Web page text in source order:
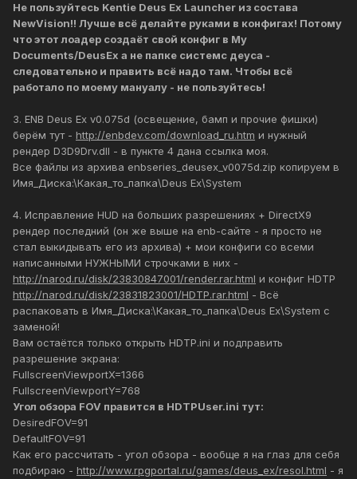
Не пользуйтесь Kentie Deus Ex Launcher из состава
NewVision!! Лучше всё делайте руками в конфигах! Потому
что этот лоадер создаёт свой конфиг в My
Documents/DeusEx а не папке системс деуса -
следовательно и править всё надо там. Чтобы всё
работало по моему мануалу - не пользуйтесь!
3. ENB Deus Ex v0.075d (освещение, бамп и прочие фишки)
берём тут - http://enbdev.com/download_ru.htm и нужный
рендер D3D9Drv.dll - в пункте 4 дана ссылка моя.
Все файлы из архива enbseries_deusex_v0075d.zip копируем в
Имя_Диска:\Какая_то_папка\Deus Ex\System
4. Исправление HUD на больших разрешениях + DirectX9
рендер последний (он же выше на enb-сайте - я просто не
стал выкидывать его из архива) + мои конфиги со всеми
написанными НУЖНЫМИ строчками в них -
http://narod.ru/disk/23830847001/render.rar.html и конфиг HDTP
http://narod.ru/disk/23831823001/HDTP.rar.html - Всё
распаковать в Имя_Диска:\Какая_то_папка\Deus Ex\System с
заменой!
Вам остаётся только открыть HDTP.ini и подправить
разрешение экрана:
FullscreenViewportX=1366
FullscreenViewportY=768
Угол обзора FOV правится в HDTPUser.ini тут:
DesiredFOV=91
DefaultFOV=91
Как его рассчитать - угол обзора - вообще я на глаз для себя
подбираю - http://www.rpgportal.ru/games/deus_ex/resol.html - я